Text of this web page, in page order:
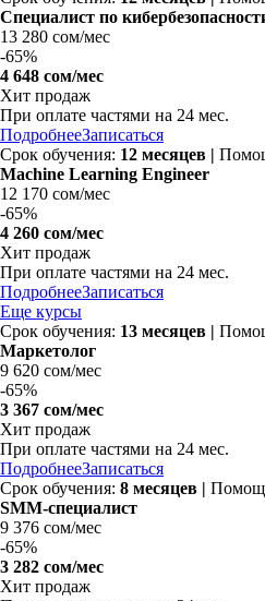
Специалист по
13 280 сом/мес
-65%
4 648 сом/мес
Хит продаж
При оплате частями на 24 мес.
ПодробнееЗаписаться
Срок обучения: 12 месяцев |
Machine Learning Engineer
12 170 сом/мес
-65%
4 260 сом/мес
Хит продаж
При оплате частями на 24 мес.
ПодробнееЗаписаться
Еще курсы
Срок обучения: 13 месяцев |
Маркетолог
9 620 сом/мес
-65%
3 367 сом/мес
Хит продаж
При оплате частями на 24 мес.
ПодробнееЗаписаться
Срок обучения: 8 месяцев |
SMM-специалист
9 376 сом/мес
-65%
3 282 сом/мес
Хит продаж